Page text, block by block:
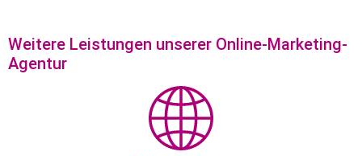
Weitere Leistungen unserer Online-Marketing-
Agentur